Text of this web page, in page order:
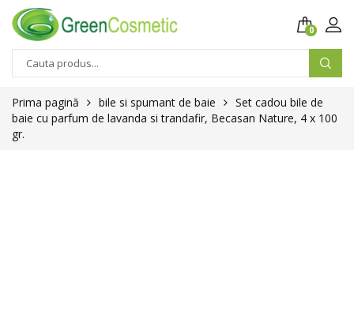
0
Prima pagină bile si spumant de baie
Set cadou bile de
baie cu parfum de lavanda si trandafir, Becasan Nature, 4 x 100
gr.